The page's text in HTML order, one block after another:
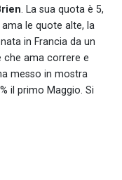
. La sua quota è 5,
le quote alte, la
in Francia da un
che ama correre e
messo in mostra
il primo Maggio. Si